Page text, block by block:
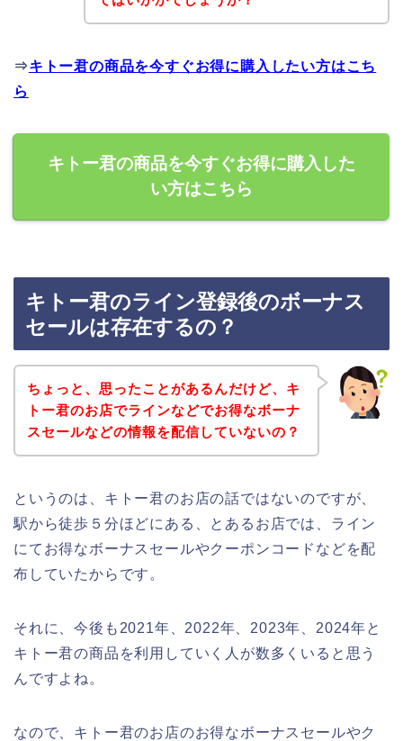
⇒キトー君の商品を今すぐお得に購入したい方はこち
ら
キトー君の商品を今すぐお得に購入した
い方はこちら
キトー君のライン登録後のボーナス
セールは存在するの？
ちょっと、思ったことがあるんだけど、キ
トー君のお店でラインなどでお得なボーナ
スセールなどの情報を配信していないの？
というのは、キトー君のお店の話ではないのですが、
駅から徒歩５分ほどにある、とあるお店では、ライン
にてお得なボーナスセールやクーポンコードなどを配
布していたからです。
それに、今後も2021年、2022年、2023年、2024年と
キトー君の商品を利用していく人が数多くいると思う
んですよね。
なので、キトー君のお店のお得なボーナスセールやク